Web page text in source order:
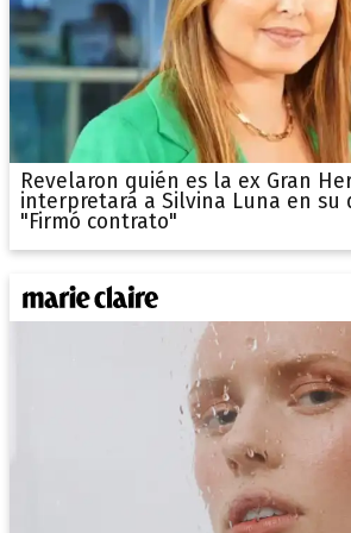
Revelaron quién es la ex Gran
interpretará a Silvina Luna en su
"Firmó contrato"